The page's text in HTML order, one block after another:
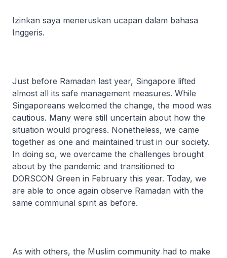
Izinkan saya meneruskan ucapan dalam bahasa
Inggeris.
Just before Ramadan last year, Singapore lifted
almost all its safe management measures. While
Singaporeans welcomed the change, the mood was
cautious. Many were still uncertain about how the
situation would progress. Nonetheless, we came
together as one and maintained trust in our society.
In doing so, we overcame the challenges brought
about by the pandemic and transitioned to
DORSCON Green in February this year. Today, we
are able to once again observe Ramadan with the
same communal spirit as before.
As with others, the Muslim community had to make